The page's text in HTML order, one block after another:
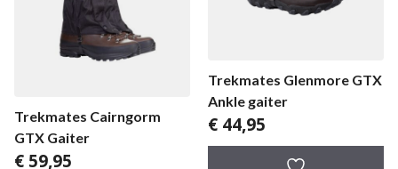
Trekmates Cairngorm
GTX Gaiter
€ 59,95
Trekmates Glenmore GTX
Ankle gaiter
€ 44,95